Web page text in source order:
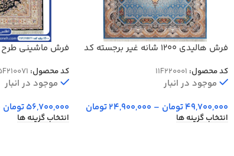
فرش هالیدی 1200 شانه غیر برجسته کد
کد محصول: 11F220001
موجود در انبار
49,700,000تومان –
24,900,000تومان
انتخاب گزینه ها
کد محصول:
موجود در انبار
56,700,000تومان
انتخاب گزینه ها